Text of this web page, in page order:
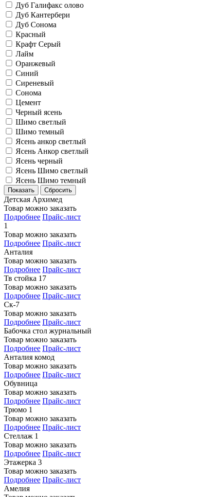
Дуб Галифакс олово
Дуб Кантербери
Дуб Сонома
Красный
Крафт Серый
Лайм
Оранжевый
Синий
Сиреневый
Сонома
Цемент
Черный ясень
Шимо светлый
Шимо темный
Ясень анкор светлый
Ясень Анкор светлый
Ясень черный
Ясень Шимо светлый
Ясень Шимо темный
Детская Архимед
Товар можно заказать
Подробнее Прайс-лист
1
Товар можно заказать
Подробнее Прайс-лист
Анталия
Товар можно заказать
Подробнее Прайс-лист
Тв стойка 17
Товар можно заказать
Подробнее Прайс-лист
Ск-7
Товар можно заказать
Подробнее Прайс-лист
Бабочка стол журнальный
Товар можно заказать
Подробнее Прайс-лист
Анталия комод
Товар можно заказать
Подробнее Прайс-лист
Обувница
Товар можно заказать
Подробнее Прайс-лист
Трюмо 1
Товар можно заказать
Подробнее Прайс-лист
Стеллаж 1
Товар можно заказать
Подробнее Прайс-лист
Этажерка 3
Товар можно заказать
Подробнее Прайс-лист
Амелия